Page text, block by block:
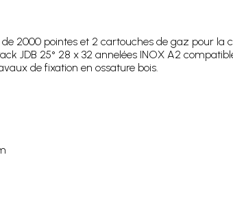
2000 pointes et 2 cartouches de gaz pour
JDB 25° 28 x 32 annelées INOX A2
de fixation en ossature bois.